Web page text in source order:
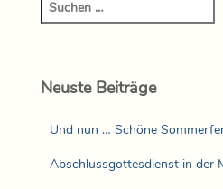
Neuste Beiträge
Und nun … Schöne
Abschlussgottesdienst in der